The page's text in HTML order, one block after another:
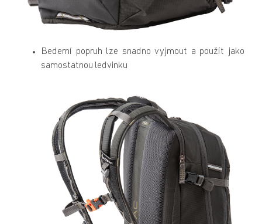
Bederní popruh lze snadno vyjmout a použít jako
samostatnou ledvinku